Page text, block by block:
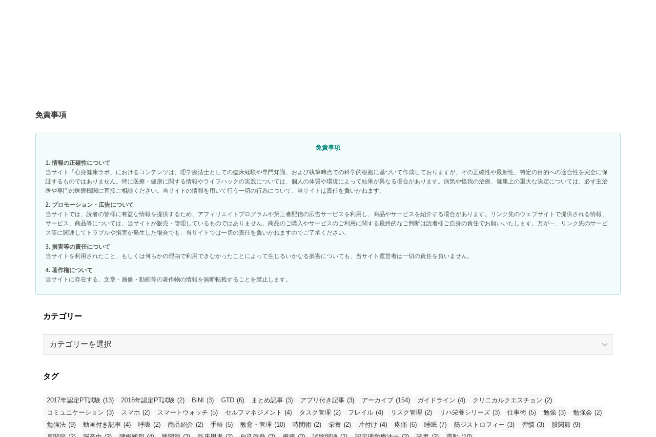
免責事項
免責事項
1. 情報の正確性について
当サイト「心身健康ラボ」におけるコンテンツは、理学療法士としての臨床経験や専門知識、および執筆時点での科学的根拠に基づいて作成しておりますが、その正確性や最新性、特定の目的への適合性を完全に保
証するものではありません。特に医療・健康に関する情報やライフハックの実践については、個人の体質や環境によって結果が異なる場合があります。病気や怪我の治療、健康上の重大な決定については、必ず主治
医や専門の医療機関に直接ご相談ください。当サイトの情報を用いて行う一切の行為について、当サイトは責任を負いかねます。
2. プロモーション・広告について
当サイトでは、読者の皆様に有益な情報を提供するため、アフィリエイトプログラムや第三者配信の広告サービスを利用し、商品やサービスを紹介する場合があります。リンク先のウェブサイトで提供される情報、
サービス、商品等については、当サイトが販売・管理しているものではありません。商品のご購入やサービスのご利用に関する最終的なご判断は読者様ご自身の責任でお願いいたします。万が一、リンク先のサービ
ス等に関連してトラブルや損害が発生した場合でも、当サイトでは一切の責任を負いかねますのでご了承ください。
3. 損害等の責任について
当サイトを利用されたこと、もしくは何らかの理由で利用できなかったことによって生じるいかなる損害についても、当サイト運営者は一切の責任を負いません。
4. 著作権について
当サイトに存在する、文章・画像・動画等の著作物の情報を無断転載することを禁止します。
カテゴリー
リ
タグ
2017年認定PT試験 (13) 2018年認定PT試験 (2) BiNI (3) GTD (6) まとめ記事 (3) アプリ付き記事 (3) アーカイブ (154) ガイドライン (4) クリニカルクエスチョン (2)
コミュニケーション (3) スマホ (2) スマートウォッチ (5) セルフマネジメント (4) タスク管理 (2) フレイル (4) リスク管理 (2) リハ栄養シリーズ (3) 仕事術 (5) 勉強 (3) 勉強会 (2)
勉強法 (9) 動画付き記事 (4) 呼吸 (2) 商品紹介 (2) 手帳 (5) 教育・管理 (10) 時間術 (2) 栄養 (2) 片付け (4) 疼痛 (6) 睡眠 (7) 筋ジストロフィー (3) 習慣 (3) 股関節 (9)